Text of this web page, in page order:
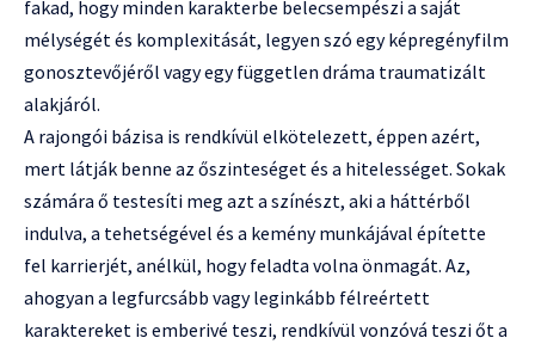
fakad, hogy minden karakterbe belecsempészi a saját
mélységét és komplexitását, legyen szó egy képregényfilm
gonosztevőjéről vagy egy független dráma traumatizált
alakjáról.
A rajongói bázisa is rendkívül elkötelezett, éppen azért,
mert látják benne az őszinteséget és a hitelességet. Sokak
számára ő testesíti meg azt a színészt, aki a háttérből
indulva, a tehetségével és a kemény munkájával építette
fel karrierjét, anélkül, hogy feladta volna önmagát. Az,
ahogyan a legfurcsább vagy leginkább félreértett
karaktereket is emberivé teszi, rendkívül vonzóvá teszi őt a